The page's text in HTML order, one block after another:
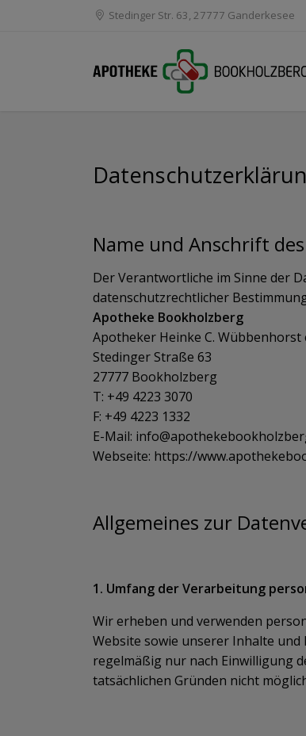
Stedinger Str. 63, 27777 Ganderkesee
Name und Anschrift
Der Verantwortliche im Sinne der
datenschutzrechtlicher
Apotheke Bookholzberg
Apotheker Heinke C. Wübbenhorst
Stedinger Straße 63
27777 Bookholzberg
T: +49 4223 3070
F: +49 4223 1332
E-Mail:
Webseite: https://
Allgemeines zur
1. Umfang der Verarbeitung
Wir erheben und verwenden
Website sowie unserer Inhalte
regelmäßig nur nach Einwilligung
tatsächlichen Gründen nicht